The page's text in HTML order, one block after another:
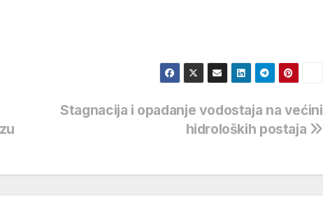
Stagnacija i opadanje vodostaja na većini
hidroloških postaja